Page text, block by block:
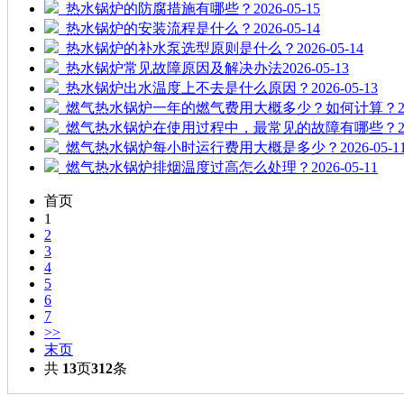
热水锅炉的防腐措施有哪些？ 2026-05-15
热水锅炉的安装流程是什么？ 2026-05-14
热水锅炉的补水泵选型原则是什么？ 2026-05-14
热水锅炉常见故障原因及解决办法2026-05-13
热水锅炉出水温度上不去是什么原因？ 2026-05-13
燃气热水锅炉一年的燃气费用大概多少？如何计算？
燃气热水锅炉在使用过程中，最常见的故障有哪些？
燃气热水锅炉每小时运行费用大概是多少？ 2026-05-11
燃气热水锅炉排烟温度过高怎么处理？ 2026-05-11
首页
1
2
3
4
5
6
7
>>
末页
共 13页312条